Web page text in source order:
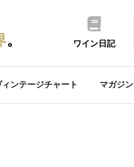
。 ワイン日記
ィンテージチャート マガジン